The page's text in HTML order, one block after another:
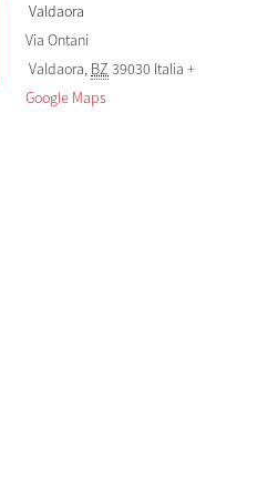
Valdaora
Via Ontani
Valdaora, BZ 39030 Italia +
Google Maps